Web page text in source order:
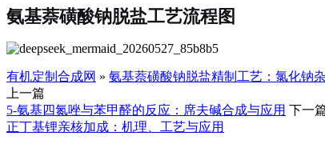
氨基萘磺酸钠脱盐工艺流程图
有机定制合成网 » 氨基萘磺酸钠脱盐精制工艺：氯化钠
上一篇
5‑氨基四氮唑与苯甲醛的反应：席夫碱合成与应用 下一
正丁基锂亲核加成：机理、工艺与应用